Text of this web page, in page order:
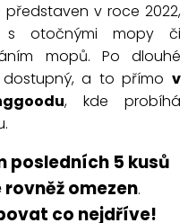
představen v roce 2022,
s otočnými mopy či
mopů. Po dlouhé
a to přímo v
, kde probíhá
posledních 5 kusů
rovněž omezen.
co nejdříve!